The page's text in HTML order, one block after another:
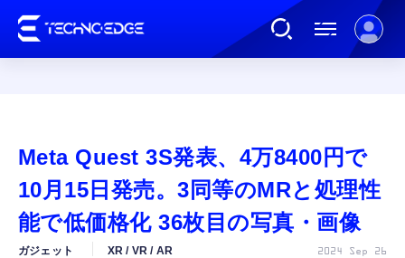
AI
ガジェット
Meta Quest 3S発表、4万8400円で
10月15日発売。3同等のMRと処理性
能で低価格化 36枚目の写真・画像
ガジェット XR / VR / AR 2024 Sep 26